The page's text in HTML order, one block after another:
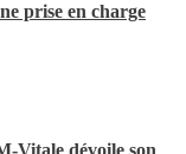
prise en charge